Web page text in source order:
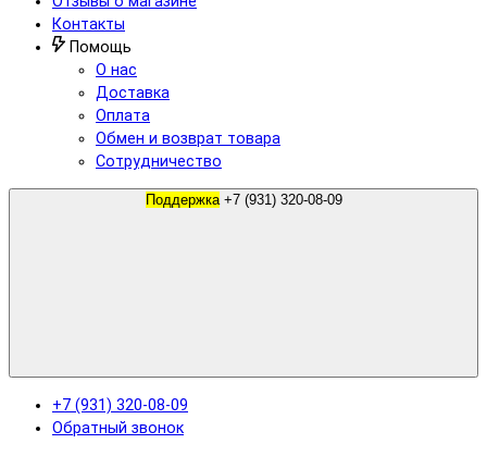
Контакты
Помощь
О нас
Доставка
Оплата
Обмен и возврат товара
Сотрудничество
Поддержка +7 (931) 320-08-09
+7 (931) 320-08-09
Обратный звонок